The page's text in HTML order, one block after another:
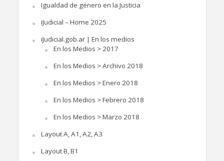
Igualdad de género en la Justicia
iJudicial – Home 2025
iJudicial.gob.ar | En los medios
En los Medios > 2017
En los Medios > Archivo 2018
En los Medios > Enero 2018
En los Medios > Febrero 2018
En los Medios > Marzo 2018
Layout A, A1, A2, A3
Layout B, B1